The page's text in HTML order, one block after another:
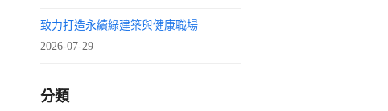
致力打造永續綠建築與健康職場
2026-07-29
分類